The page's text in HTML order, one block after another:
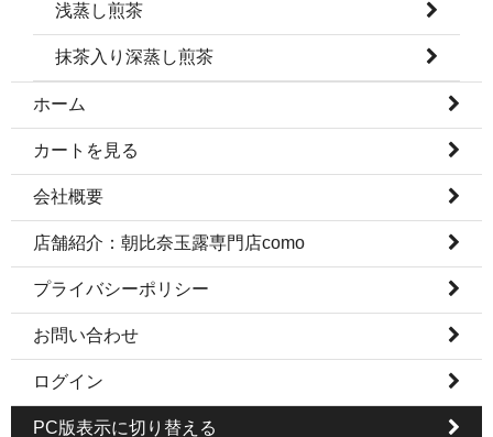
浅蒸し煎茶
抹茶入り深蒸し煎茶
ホーム
カートを見る
会社概要
店舗紹介：朝比奈玉露専門店como
プライバシーポリシー
お問い合わせ
ログイン
PC版表示に切り替える